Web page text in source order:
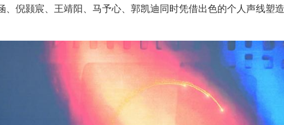
倪颢宸、王靖阳、马予心、郭凯迪同时凭借出色的个人声线塑